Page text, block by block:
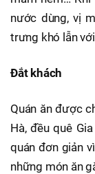
nước dùng, vị
trưng khó lẫn
Đắt khách
Quán ăn được
Hà, đều quê
quán đơn giản
những món ăn